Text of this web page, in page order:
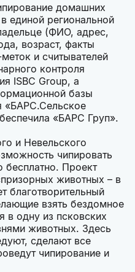
домашних
единой региональной
(ФИО, адрес,
возраст, факты
и считывателей
контроля
ISBC Group, а
базы
«БАРС.Сельское
«БАРС Груп».
и Невельского
чипировать
бесплатно. Проект
животных – в
благотворительный
взять бездомное
в одну из псковских
животных. Здесь
сделают все
чипирование и